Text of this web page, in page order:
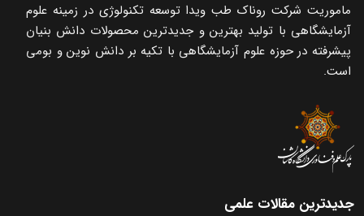
ماموریت شرکت روناک طب ویدا توسعه تکنولوژی در زمینه علوم
آزمایشگاهی با تولید بهترین و جدیدترین محصولات دانش بنیان
پیشرفته در حوزه علوم آزمایشگاهی با تکیه ‌بر دانش نوین و بومی
است.
جدیدترین مقالات علمی